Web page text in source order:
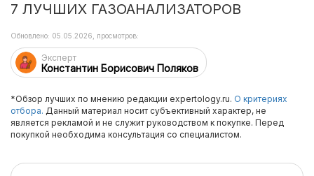
7 ЛУЧШИХ ГАЗОАНАЛИЗАТОРОВ
Эксперт
Константин Борисович Поляков
Обновлено: 05.05.2026, просмотров:
*Обзор лучших по мнению редакции expertology.ru. О критериях
отбора. Данный материал носит субъективный характер, не
является рекламой и не служит руководством к покупке. Перед
покупкой необходима консультация со специалистом.